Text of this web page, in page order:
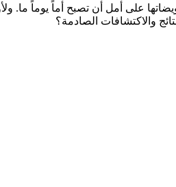
على أمل أن تصبح أماً يوماً ما.
والاكتشافات الصادمة؟